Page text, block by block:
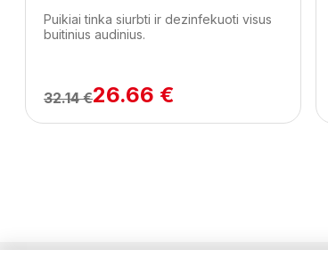
Puikiai tinka siurbti ir dezinfekuoti visus
buitinius audinius.
32.14 €26.66 €